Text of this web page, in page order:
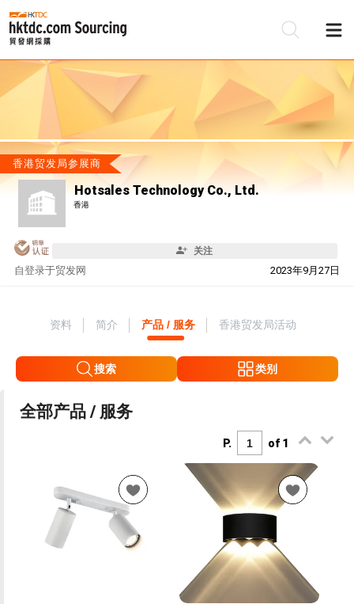
香港贸发局参展商
Hotsales Technology Co., Ltd.
香港
关注
自 2023年9月27日
登录于贸发网
资料 简介 产品 / 服务 香港贸发局活动
搜索 类别
全部产品 / 服务
P. of 1